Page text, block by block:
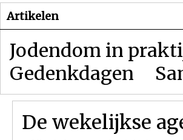
Artikelen
Jodendom in
Gedenkdagen
De wekelijkse